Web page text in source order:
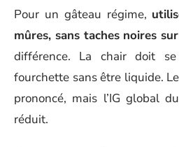
Pour un gâteau régime,
mûres, sans taches noires
différence. La chair doit
fourchette sans être liquide.
prononcé, mais l’IG global
réduit.